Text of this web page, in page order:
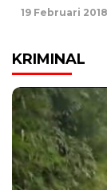
19 Februari
KRIMINAL